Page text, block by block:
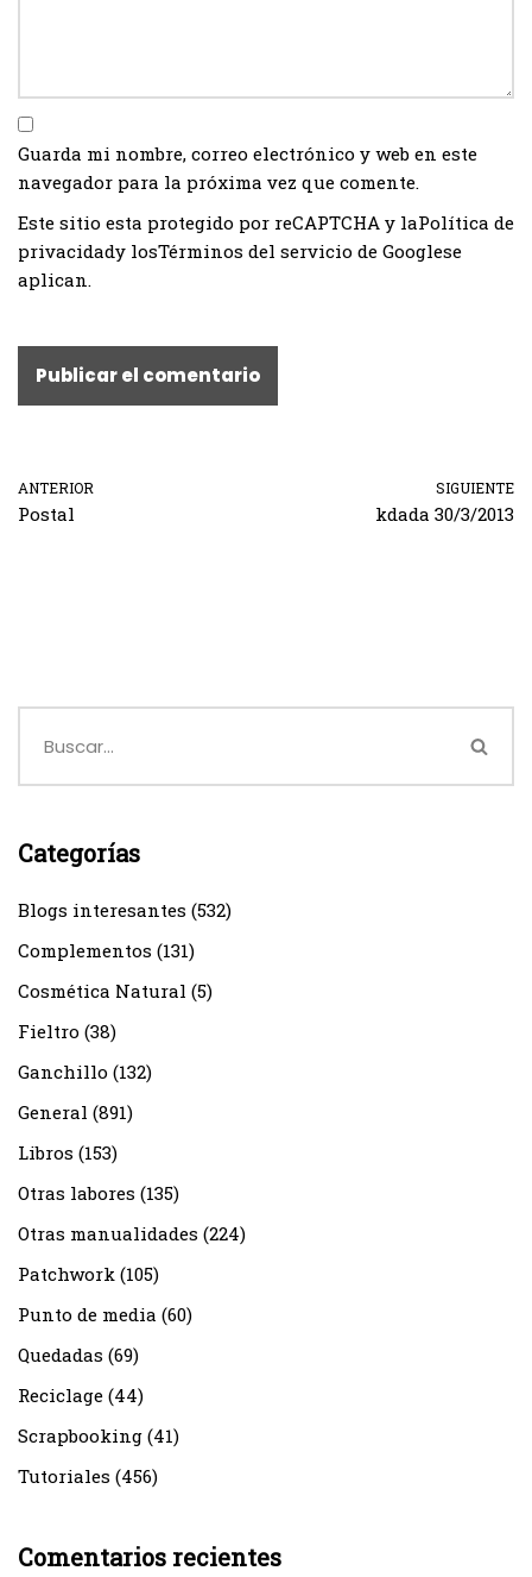
Guarda mi nombre, correo electrónico y web en este
navegador para la próxima vez que comente.
Este sitio esta protegido por reCAPTCHA y laPolítica de
privacidady losTérminos del servicio de Googlese
aplican.
ANTERIOR
Postal
SIGUIENTE
kdada 30/3/2013
Categorías
Blogs interesantes (532)
Complementos (131)
Cosmética Natural (5)
Fieltro (38)
Ganchillo (132)
General (891)
Libros (153)
Otras labores (135)
Otras manualidades (224)
Patchwork (105)
Punto de media (60)
Quedadas (69)
Reciclage (44)
Scrapbooking (41)
Tutoriales (456)
Comentarios recientes